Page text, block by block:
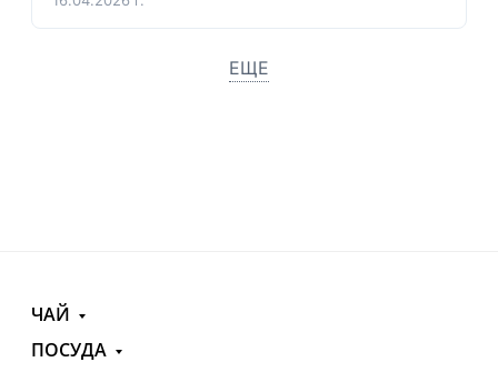
ЕЩЕ
ЧАЙ
ПОСУДА